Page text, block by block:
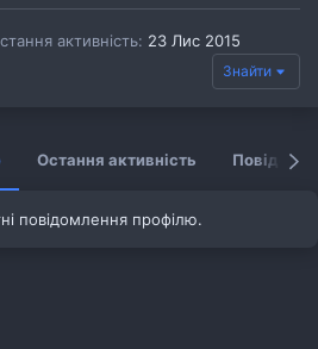
активність 23 Лис 2015
Знайти
Остання активність
повідомлення профілю.